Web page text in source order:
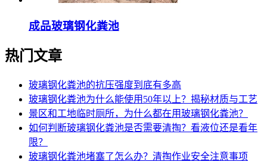
成品玻璃钢化粪池
热门文章
玻璃钢化粪池的抗压强度到底有多高
玻璃钢化粪池为什么能使用50年以上？揭秘材质与工艺
景区和工地临时厕所，为什么都在用玻璃钢化粪池？
如何判断玻璃钢化粪池是否需要清掏？看液位还是看年
限？
玻璃钢化粪池堵塞了怎么办？清掏作业安全注意事项